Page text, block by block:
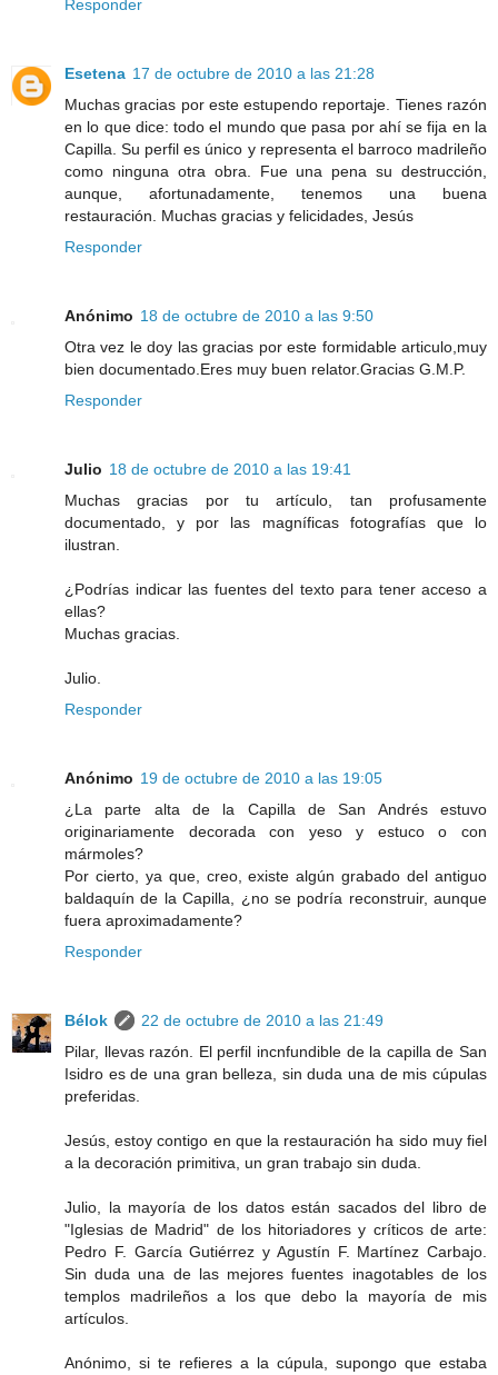
Responder
Esetena 17 de octubre de 2010 a las 21:28
Muchas gracias por este estupendo reportaje. Tienes razón
en lo que dice: todo el mundo que pasa por ahí se fija en la
Capilla. Su perfil es único y representa el barroco madrileño
como ninguna otra obra. Fue una pena su destrucción,
aunque, afortunadamente, tenemos una buena
restauración. Muchas gracias y felicidades, Jesús
Responder
Anónimo 18 de octubre de 2010 a las 9:50
Otra vez le doy las gracias por este formidable articulo,muy
bien documentado.Eres muy buen relator.Gracias G.M.P.
Responder
Julio 18 de octubre de 2010 a las 19:41
Muchas gracias por tu artículo, tan profusamente
documentado, y por las magníficas fotografías que lo
ilustran.
¿Podrías indicar las fuentes del texto para tener acceso a
ellas?
Muchas gracias.
Julio.
Responder
Anónimo 19 de octubre de 2010 a las 19:05
¿La parte alta de la Capilla de San Andrés estuvo
originariamente decorada con yeso y estuco o con
mármoles?
Por cierto, ya que, creo, existe algún grabado del antiguo
baldaquín de la Capilla, ¿no se podría reconstruir, aunque
fuera aproximadamente?
Responder
Bélok
22 de octubre de 2010 a las 21:49
Pilar, llevas razón. El perfil incnfundible de la capilla de San
Isidro es de una gran belleza, sin duda una de mis cúpulas
preferidas.
Jesús, estoy contigo en que la restauración ha sido muy fiel
a la decoración primitiva, un gran trabajo sin duda.
Julio, la mayoría de los datos están sacados del libro de
"Iglesias de Madrid" de los hitoriadores y críticos de arte:
Pedro F. García Gutiérrez y Agustín F. Martínez Carbajo.
Sin duda una de las mejores fuentes inagotables de los
templos madrileños a los que debo la mayoría de mis
artículos.
Anónimo, si te refieres a la cúpula, supongo que estaba